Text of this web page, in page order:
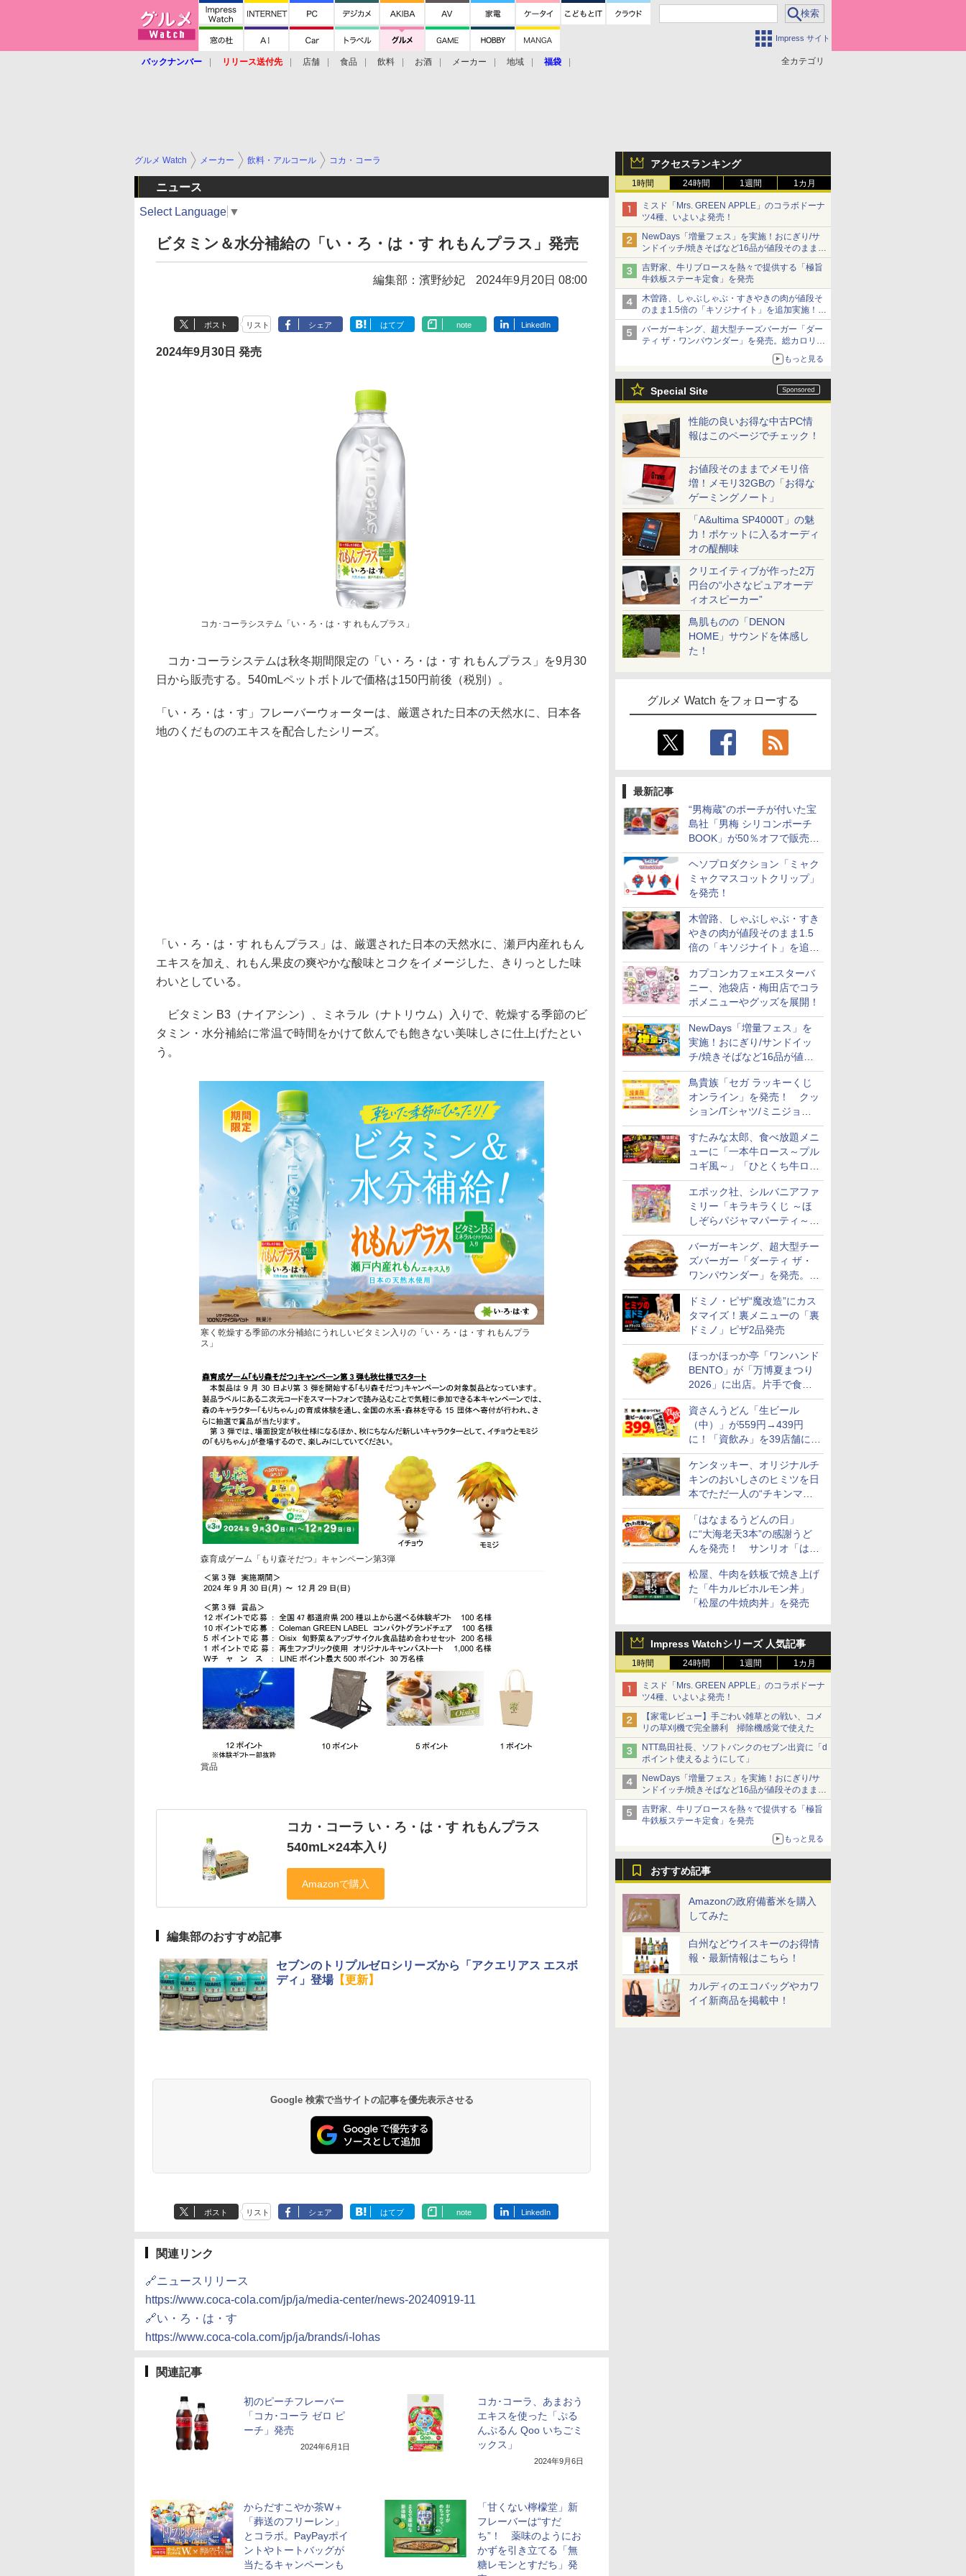
Impress サイト
全カテゴリ
バックナンバー リリース送付先 店舗 食品 飲料 お酒 メーカー 地域 福袋
アクセスランキング
1時間 24時間 1週間 1カ月
ミスド「Mrs. GREEN APPLE」のコラボドーナ
ツ4種、いよいよ発売！
NewDays「増量フェス」を実施！おにぎり/サ
ンドイッチ/焼きそばなど16品が値段そのままで
ボリュームアップ
吉野家、牛リブロースを熱々で提供する「極旨
牛鉄板ステーキ定食」を発売
木曽路、しゃぶしゃぶ・すきやきの肉が値段そ
のまま1.5倍の「キソジナイト」を追加実施！
水・日曜夜限定
バーガーキング、超大型チーズバーガー「ダー
ティ ザ・ワンパウンダー」を発売。総カロリー
もっと見る
Special Site
性能の良いお得な中古PC情
報はこのページでチェック！
お値段そのままでメモリ倍
増！メモリ32GBの「お得な
ゲーミングノート」
「A&ultima SP4000T」の魅
力！ポケットに入るオーディ
オの醍醐味
クリエイティブが作った2万
円台の“小さなピュアオーデ
ィオスピーカー”
鳥肌ものの「DENON
HOME」サウンドを体感し
た！
グルメ Watch をフォローする
最新記事
“男梅蔵”のポーチが付いた宝
島社「男梅 シリコンポーチ
BOOK」が50％オフで販売
中！
ヘソプロダクション「ミャク
ミャクマスコットクリップ」
を発売！
木曽路、しゃぶしゃぶ・すき
やきの肉が値段そのまま1.5
倍の「キソジナイト」を追加
実施！水・日曜夜限定
カプコンカフェ×エスターバ
ニー、池袋店・梅田店でコラ
ボメニューやグッズを展開！
NewDays「増量フェス」を
実施！おにぎり/サンドイッ
チ/焼きそばなど16品が値段
そのままでボリュームアップ
鳥貴族「セガ ラッキーくじ
オンライン」を発売！ クッ
ション/Tシャツ/ミニジョッ
キ/ステッカーなど全7賞
すたみな太郎、食べ放題メニ
ューに「一本牛ロース～プル
コギ風～」「ひとくち牛ロー
スステーキ」をお盆限定で追
加
エポック社、シルバニアファ
ミリー「キラキラくじ ～ほ
しぞらパジャマパーティ～」
を発売。人形/家具/建物など
バーガーキング、超大型チー
ズバーガー「ダーティ ザ・
ワンパウンダー」を発売。総
カロリー約1656kcal、総重量
約527g！
ドミノ・ピザ“魔改造”にカス
タマイズ！裏メニューの「裏
ドミノ」ピザ2品発売
ほっかほっか亭「ワンハンド
BENTO」が「万博夏まつり
2026」に出店。片手で食べ
られる海苔弁や和牛きんぴら
を販売
資さんうどん「生ビール
（中）」が559円→439円
に！「資飲み」を39店舗に拡
大
ケンタッキー、オリジナルチ
キンのおいしさのヒミツを日
本でただ一人の“チキンマイ
スター”笠原氏から学んでき
た「はなまるうどんの日」
に“大海老天3本”の感謝うど
んを発売！ サンリオ「はな
まるおばけ」のシール/キャ
ンディなども
松屋、牛肉を鉄板で焼き上げ
た「牛カルビホルモン丼」
「松屋の牛焼肉丼」を発売
Impress Watchシリーズ 人気記事
1時間 24時間 1週間 1カ月
ミスド「Mrs. GREEN APPLE」のコラボドーナ
ツ4種、いよいよ発売！
【家電レビュー】手ごわい雑草との戦い、コメ
リの草刈機で完全勝利 掃除機感覚で使えた
NTT島田社長、ソフトバンクのセブン出資に「d
ポイント使えるようにして」
NewDays「増量フェス」を実施！おにぎり/サ
ンドイッチ/焼きそばなど16品が値段そのままで
ボリュームアップ
吉野家、牛リブロースを熱々で提供する「極旨
牛鉄板ステーキ定食」を発売
もっと見る
おすすめ記事
Amazonの政府備蓄米を購入
してみた
白州などウイスキーのお得情
報・最新情報はこちら！
カルディのエコバッグやカワ
イイ新商品を掲載中！
グルメ Watch メーカー 飲料・アルコール コカ・コーラ
ニュース
Select Language ▼
ビタミン＆水分補給の「い・ろ・は・す れもんプラス」発売
編集部：濱野紗妃 2024年9月20日 08:00
ポスト リスト シェア はてブ note LinkedIn
2024年9月30日 発売
コカ･コーラシステム「い・ろ・は・す れもんプラス」
コカ･コーラシステムは秋冬期間限定の「い・ろ・は・す れもんプラス」を9月30
日から販売する。540mLペットボトルで価格は150円前後（税別）。
「い・ろ・は・す」フレーバーウォーターは、厳選された日本の天然水に、日本各
地のくだもののエキスを配合したシリーズ。
「い・ろ・は・す れもんプラス」は、厳選された日本の天然水に、瀬戸内産れもん
エキスを加え、れもん果皮の爽やかな酸味とコクをイメージした、きりっとした味
わいとしている。
ビタミン B3（ナイアシン）、ミネラル（ナトリウム）入りで、乾燥する季節のビ
タミン・水分補給に常温で時間をかけて飲んでも飽きない美味しさに仕上げたとい
う。
寒く乾燥する季節の水分補給にうれしいビタミン入りの「い・ろ・は・す れもんプラ
ス」
森育成ゲーム「もり森そだつ」キャンペーン第3弾
賞品
コカ・コーラ い・ろ・は・す れもんプラス
540mL×24本入り
編集部のおすすめ記事
セブンのトリプルゼロシリーズから「アクエリアス エスボ
ディ」登場【更新】
Google 検索で当サイトの記事を優先表示させる
ポスト リスト シェア はてブ note LinkedIn
関連リンク
🔗ニュースリリース
https://www.coca-cola.com/jp/ja/media-center/news-20240919-11
🔗い・ろ・は・す
https://www.coca-cola.com/jp/ja/brands/i-lohas
関連記事
初のピーチフレーバー
「コカ･コーラ ゼロ ピ
ーチ」発売
2024年6月1日
コカ･コーラ、あまおう
エキスを使った「ぷる
んぷるん Qoo いちごミ
ックス」
2024年9月6日
からだすこやか茶W＋
「葬送のフリーレン」
とコラボ。PayPayポイ
ントやトートバッグが
当たるキャンペーンも
「甘くない檸檬堂」新
フレーバーは“すだ
ち”！ 薬味のようにお
かずを引き立てる「無
糖レモンとすだち」発